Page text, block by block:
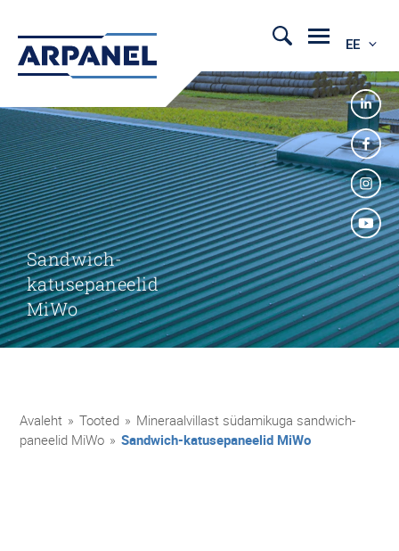
EE
Sandwich-
katusepaneelid
MiWo
Avaleht » Tooted » Mineraalvillast südamikuga sandwich-
paneelid MiWo » Sandwich-katusepaneelid MiWo